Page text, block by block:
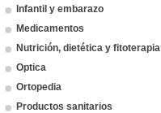
Infantil y embarazo
Medicamentos
Nutrición, dietética y fitoterapia
Optica
Ortopedia
Productos sanitarios